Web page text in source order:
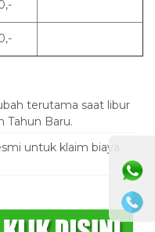
terutama saat libur
Tahun Baru.
untuk klaim biaya⚫ Online